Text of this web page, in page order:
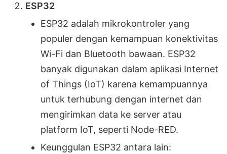
ESP32
ESP32 adalah mikrokontroler yang
populer dengan kemampuan konektivitas
Wi-Fi dan Bluetooth bawaan. ESP32
banyak digunakan dalam aplikasi Internet
of Things (IoT) karena kemampuannya
untuk terhubung dengan internet dan
mengirimkan data ke server atau
platform IoT, seperti Node-RED.
Keunggulan ESP32 antara lain: